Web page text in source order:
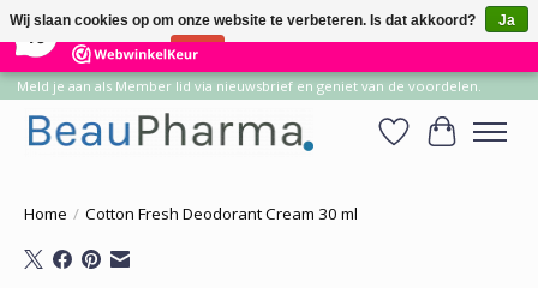
14 Reviews ×
Meld je aan als Member lid via nieuwsbrief en geniet van de voordelen.
Verlanglijst
Home / Cotton Fresh Deodorant Cream 30 ml
Wij slaan cookies op om onze website te verbeteren. Is dat akkoord?
Ja
Nee